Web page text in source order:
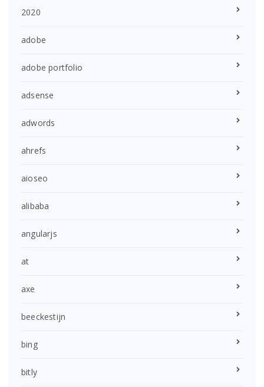
2020
adobe
adobe portfolio
adsense
adwords
ahrefs
aioseo
alibaba
angularjs
at
axe
beeckestijn
bing
bitly